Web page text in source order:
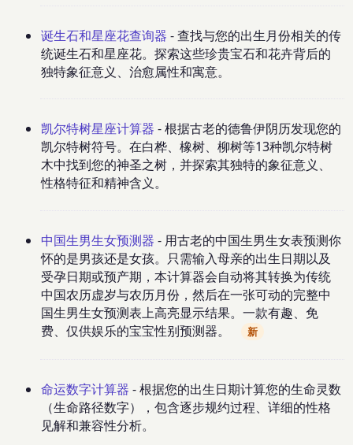
诞生石和星座花查询器 - 查找与您的出生月份相关的传
统诞生石和星座花。探索这些珍贵宝石和花卉背后的
独特象征意义、治愈属性和寓意。
凯尔特树星座计算器 - 根据古老的德鲁伊阴历发现您的
凯尔特树符号。在白桦、橡树、柳树等13种凯尔特树
木中找到您的神圣之树，并探索其独特的象征意义、
性格特征和精神含义。
中国生男生女预测器 - 用古老的中国生男生女表预测你
怀的是男孩还是女孩。只需输入母亲的出生日期以及
受孕日期或预产期，本计算器会自动将其转换为传统
中国农历虚岁与农历月份，然后在一张可动的完整中
国生男生女预测表上高亮显示结果。一款有趣、免
费、仅供娱乐的宝宝性别预测器。
新
命运数字计算器 - 根据您的出生日期计算您的生命灵数
（生命路径数字），包含逐步规约过程、详细的性格
见解和兼容性分析。